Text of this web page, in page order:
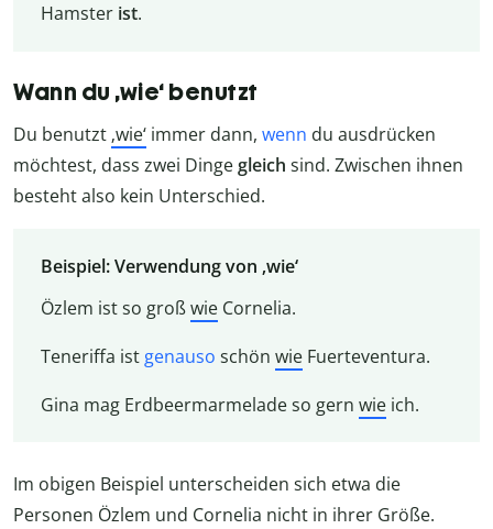
Hamster ist.
Wann du ‚wie‘ benutzt
Du benutzt ‚wie‘ immer dann, wenn du ausdrücken
möchtest, dass zwei Dingegleich sind. Zwischen ihnen
besteht also kein Unterschied.
Beispiel: Verwendung von ‚wie‘
Özlem ist so großwieCornelia.
Teneriffa ist genauso schön wieFuerteventura.
Gina mag Erdbeermarmelade so gern wieich.
Im obigen Beispiel unterscheiden sich etwa die
Personen Özlem und Cornelia nicht in ihrer Größe.